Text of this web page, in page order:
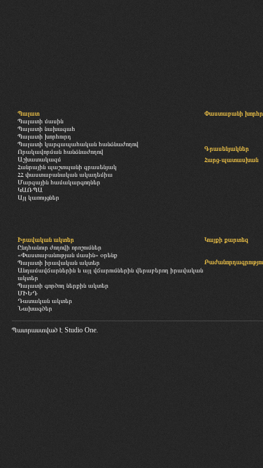
Պալատ
Պալատի մասին
Պալատի նախագահ
Պալատի խորհուրդ
Պալատի կարգապահական հանձնաժողով
Որակավորման հանձնաժողով
Աշխատակազմ
Հանրային պաշտպանի գրասենյակ
ՀՀ փաստաբանական ակադեմիա
Մարզային համակարգողներ
ԿԱՌՊԱ
Այլ կառույցներ
Փաստաբանի
Գրասենյակներ
Հարց-պատասխան
Իրավական ակտեր
Ընդհանուր ժողովի որոշումներ
«Փաստաբանության մասին» օրենք
Պալատի իրավական ակտեր
Անդամավճարներին և այլ վճարումներին վերաբերող իրավական
ակտեր
Պալատի գործող ներքին ակտեր
ՄԻԵԴ
Դատական ակտեր
Նախագծեր
Կայքի քարտեզ
Պատրաստված է Studio One.